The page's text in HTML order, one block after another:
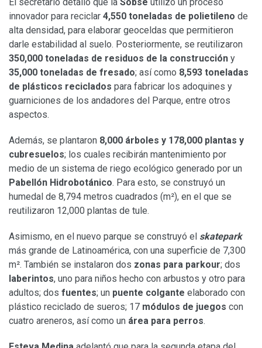
innovador para reciclar 4,550 toneladas de polietileno de
alta densidad, para elaborar geoceldas que permitieron
darle estabilidad al suelo. Posteriormente, se reutilizaron
350,000 toneladas de residuos de la construcción y
35,000 toneladas de fresado; así como 8,593 toneladas
de plásticos reciclados para fabricar los adoquines y
guarniciones de los andadores del Parque, entre otros
aspectos.
Además, se plantaron 8,000 árboles y 178,000 plantas y
cubresuelos; los cuales recibirán mantenimiento por
medio de un sistema de riego ecológico generado por un
Pabellón Hidrobotánico. Para esto, se construyó un
humedal de 8,794 metros cuadrados (m²), en el que se
reutilizaron 12,000 plantas de tule.
Asimismo, en el nuevo parque se construyó el skatepark
más grande de Latinoamérica, con una superficie de 7,300
m². También se instalaron dos zonas para parkour; dos
laberintos, uno para niños hecho con arbustos y otro para
adultos; dos fuentes; un puente colgante elaborado con
plástico reciclado de sueros; 17 módulos de juegos con
cuatro areneros, así como un área para perros.